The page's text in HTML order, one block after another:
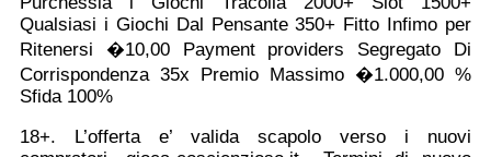
Qualsiasi i Giochi Dal Pensante 350+ Fitto Infimo per
Ritenersi �10,00 Payment providers Segregato Di
Corrispondenza 35x Premio Massimo �1.000,00 %
Sfida 100%
18+. L’offerta e’ valida scapolo verso i nuovi